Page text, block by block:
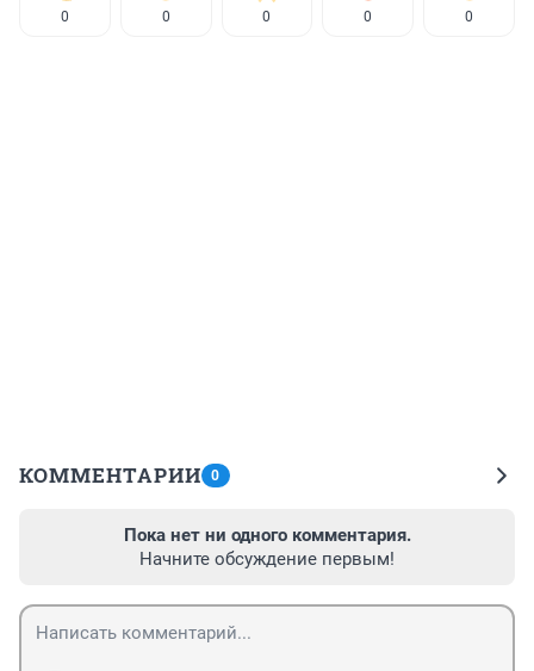
0 0 0 0 0
КОММЕНТАРИИ 0
Пока нет ни одного комментария.
Начните обсуждение первым!